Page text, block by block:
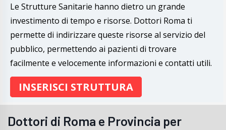
Le Strutture Sanitarie hanno dietro un grande
investimento di tempo e risorse. Dottori Roma ti
permette di indirizzare queste risorse al servizio del
pubblico, permettendo ai pazienti di trovare
facilmente e velocemente informazioni e contatti utili.
INSERISCI STRUTTURA
Dottori di Roma e Provincia per